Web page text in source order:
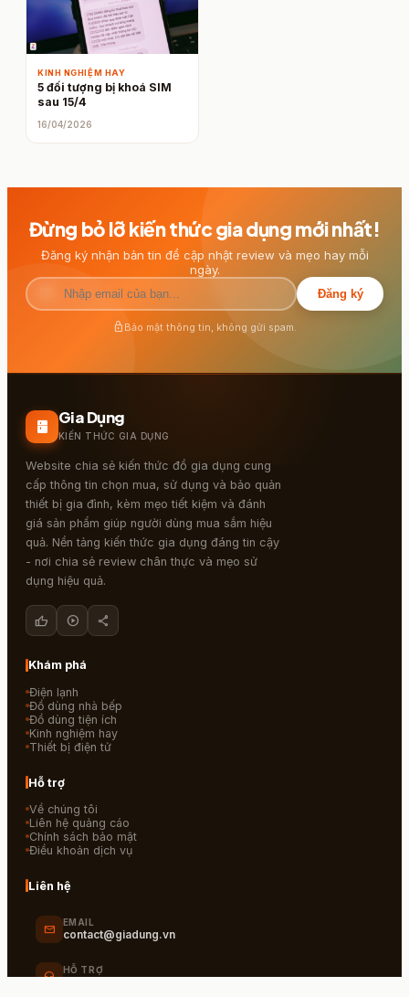
KINH NGHIỆM HAY
5 đối tượng bị khoá SIM
sau 15/4
16/04/2026
Đừng bỏ lỡ kiến thức gia dụng mới nhất!
Đăng ký nhận bản tin để cập nhật review và mẹo hay mỗi
ngày.
Đăng ký
lock Bảo mật thông tin, không gửi spam.
kitchen Gia Dụng
KIẾN THỨC GIA DỤNG
Website chia sẻ kiến thức đồ gia dụng cung
cấp thông tin chọn mua, sử dụng và bảo quản
thiết bị gia đình, kèm mẹo tiết kiệm và đánh
giá sản phẩm giúp người dùng mua sắm hiệu
quả. Nền tảng kiến thức gia dụng đáng tin cậy
- nơi chia sẻ review chân thực và mẹo sử
dụng hiệu quả.
thumb_up play_circle share
Khám phá
Điện lạnh
Đồ dùng nhà bếp
Đồ dùng tiện ích
Kinh nghiệm hay
Thiết bị điện tử
Hỗ trợ
Về chúng tôi
Liên hệ quảng cáo
Chính sách bảo mật
Điều khoản dịch vụ
Liên hệ
mail EMAIL
contact@giadung.vn
headset_mic HỖ TRỢ
1900 123 456